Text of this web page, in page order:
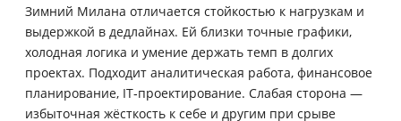
Зимний Милана отличается стойкостью к нагрузкам и
выдержкой в дедлайнах. Ей близки точные графики,
холодная логика и умение держать темп в долгих
проектах. Подходит аналитическая работа, финансовое
планирование, IT‑проектирование. Слабая сторона —
избыточная жёсткость к себе и другим при срыве